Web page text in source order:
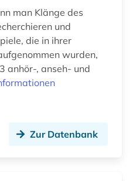
man Klänge des
und
die in ihrer
wurden,
anhör-, anseh- und
Zur Datenbank